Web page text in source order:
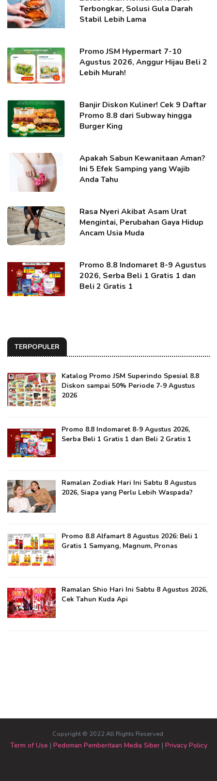
Terbongkar, Solusi Gula Darah
Stabil Lebih Lama
Promo JSM Hypermart 7-10
Agustus 2026, Anggur Hijau Beli 2
Lebih Murah!
Banjir Diskon Kuliner! Cek 9 Daftar
Promo 8.8 dari Subway hingga
Burger King
Apakah Sabun Kewanitaan Aman?
Ini 5 Efek Samping yang Wajib
Anda Tahu
Rasa Nyeri Akibat Asam Urat
Mengintai, Perubahan Gaya Hidup
Ancam Usia Muda
Promo 8.8 Indomaret 8-9 Agustus
2026, Serba Beli 1 Gratis 1 dan
Beli 2 Gratis 1
TERPOPULER
Katalog Promo JSM Superindo Spesial 8.8
Diskon sampai 50% Periode 7-9 Agustus
2026
Promo 8.8 Indomaret 8-9 Agustus 2026,
Serba Beli 1 Gratis 1 dan Beli 2 Gratis 1
Ramalan Zodiak Hari Ini Sabtu 8 Agustus
2026, Siapa yang Perlu Lebih Waspada?
Promo 8.8 Alfamart 8 Agustus 2026: Beli 1
Gratis 1 Samyang, Magnum, Pronas
Ramalan Shio Hari Ini Sabtu 8 Agustus 2026,
Cek Tahun Kuda Api
Copyright © 2022 All Rights Reserved.
Term of Use | Pedoman Pemberitaan Media Siber| Privacy Policy